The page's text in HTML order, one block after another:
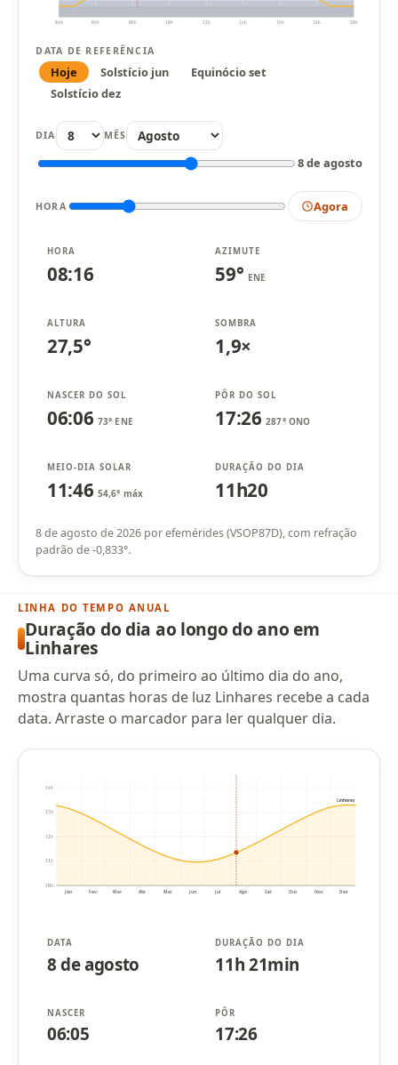
04h 06h 08h 10h 12h 14h 16h 18h 20h
DATA DE REFERÊNCIA
Hoje Solstício jun
Equinócio set
Solstício dez
DIA MÊS
8 de agosto
HORA Agora
HORA
08:16
AZIMUTE
59° ENE
ALTURA
27,5°
SOMBRA
1,9×
NASCER DO SOL
06:06 73° ENE
PÔR DO SOL
17:26 287° ONO
MEIO-DIA SOLAR
11:46 54,6° máx
DURAÇÃO DO DIA
11h20
8 de agosto de 2026 por efemérides (VSOP87D), com refração
padrão de -0,833°.
LINHA DO TEMPO ANUAL
Duração do dia ao longo do ano em
Linhares
Uma curva só, do primeiro ao último dia do ano,
mostra quantas horas de luz Linhares recebe a cada
data. Arraste o marcador para ler qualquer dia.
10h
11h
12h
13h
14h
Jan Fev Mar Abr Mai Jun Jul Ago Set Out Nov Dez
Linhares
DATA
8 de agosto
DURAÇÃO DO DIA
11h 21min
NASCER
06:05
PÔR
17:26